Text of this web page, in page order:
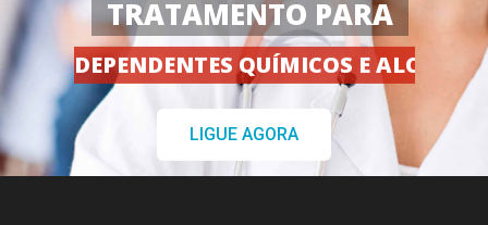
DEPENDENTES QUÍMICOS E
LIGUE AGORA
TRATAMENTO PARA